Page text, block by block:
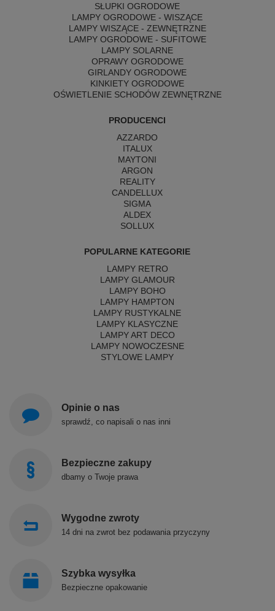
SŁUPKI OGRODOWE
LAMPY OGRODOWE - WISZĄCE
LAMPY WISZĄCE - ZEWNĘTRZNE
LAMPY OGRODOWE - SUFITOWE
LAMPY SOLARNE
OPRAWY OGRODOWE
GIRLANDY OGRODOWE
KINKIETY OGRODOWE
OŚWIETLENIE SCHODÓW ZEWNĘTRZNE
PRODUCENCI
AZZARDO
ITALUX
MAYTONI
ARGON
REALITY
CANDELLUX
SIGMA
ALDEX
SOLLUX
POPULARNE KATEGORIE
LAMPY RETRO
LAMPY GLAMOUR
LAMPY BOHO
LAMPY HAMPTON
LAMPY RUSTYKALNE
LAMPY KLASYCZNE
LAMPY ART DECO
LAMPY NOWOCZESNE
STYLOWE LAMPY
Opinie o nas
sprawdź, co napisali o nas inni
Bezpieczne zakupy
dbamy o Twoje prawa
Wygodne zwroty
14 dni na zwrot bez podawania przyczyny
Szybka wysyłka
Bezpieczne opakowanie